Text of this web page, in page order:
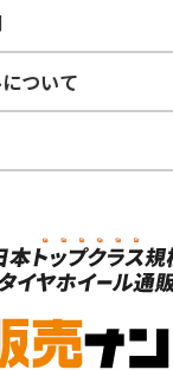
の主観により判断し
かじめご了承ください。
S
ついて
イールセット